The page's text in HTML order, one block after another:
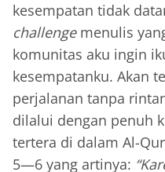
kesempatan tidak
challengemenulis
komunitas aku ingin
kesempatanku. Akan
perjalanan tanpa
dilalui dengan penuh
tertera di dalam Al-
5—6 yang artinya: